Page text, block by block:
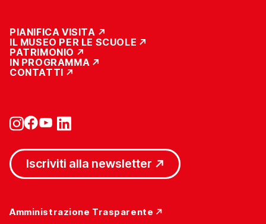
PIANIFICA VISITA
IL MUSEO PER LE SCUOLE
PATRIMONIO
IN PROGRAMMA
CONTATTI
Iscriviti alla newsletter
Amministrazione Trasparente